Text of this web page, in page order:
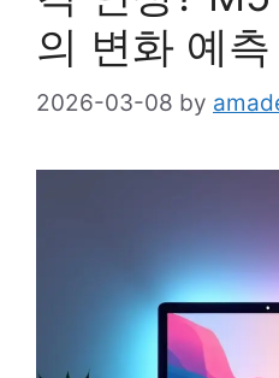
의 변화 예
2026-03-08 by